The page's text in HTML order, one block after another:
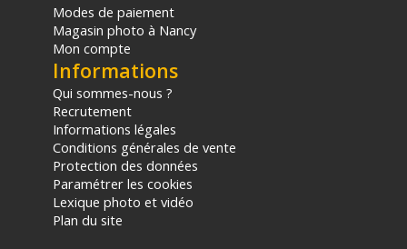
Modes de paiement
Magasin photo à Nancy
Mon compte
Informations
Qui sommes-nous ?
Recrutement
Informations légales
Conditions générales de vente
Protection des données
Paramétrer les cookies
Lexique photo et vidéo
Plan du site